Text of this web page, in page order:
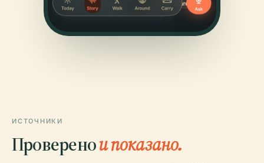
ИСТОЧНИКИ
Проверенои показано.